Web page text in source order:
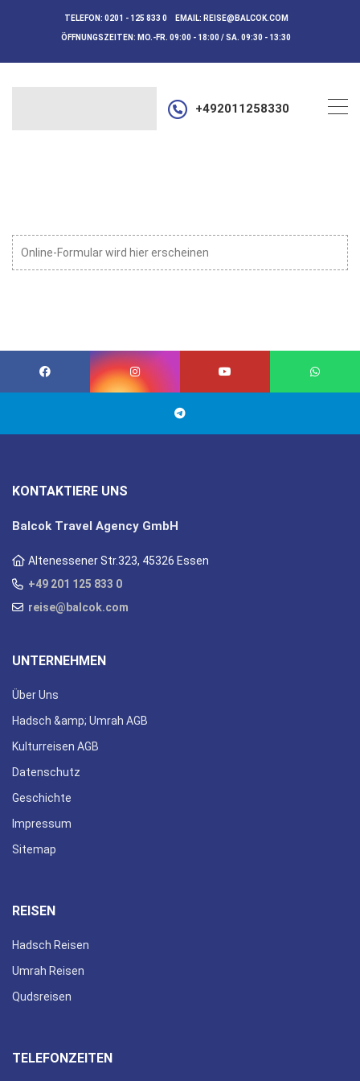
TELEFON: 0201 - 125 833 0 EMAIL: REISE@BALCOK.COM
ÖFFNUNGSZEITEN: MO.-FR. 09:00 - 18:00 / SA. 09:30 - 13:30
+492011258330
Online-Formular wird hier erscheinen
KONTAKTIERE UNS
Balcok Travel Agency GmbH
Altenessener Str.323, 45326 Essen
+49 201 125 833 0
reise@balcok.com
UNTERNEHMEN
Über Uns
Hadsch &amp; Umrah AGB
Kulturreisen AGB
Datenschutz
Geschichte
Impressum
Sitemap
REISEN
Hadsch Reisen
Umrah Reisen
Qudsreisen
TELEFONZEITEN